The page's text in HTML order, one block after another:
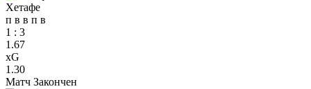
Хетафе
п в в п в
1 : 3
1.67
xG
1.30
Матч Закончен